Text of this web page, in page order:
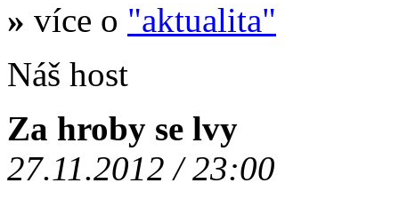
» více o "aktualita"
Náš host
Za hroby se lvy
27.11.2012 / 23:00